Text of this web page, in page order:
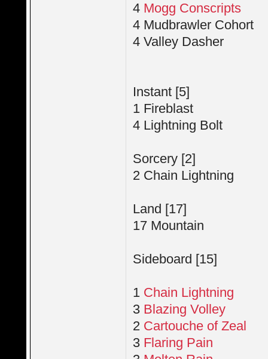
4 Mogg Conscripts
4 Mudbrawler Cohort
4 Valley Dasher
Instant [5]
1 Fireblast
4 Lightning Bolt
Sorcery [2]
2 Chain Lightning
Land [17]
17 Mountain
Sideboard [15]
1 Chain Lightning
3 Blazing Volley
2 Cartouche of Zeal
3 Flaring Pain